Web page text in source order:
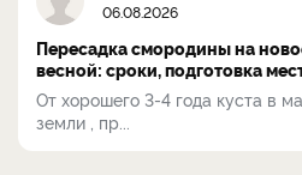
06.08.2026
Пересадка смородины на
весной: сроки, подготовка
От хорошего 3-4 года куста в
земли , пр...